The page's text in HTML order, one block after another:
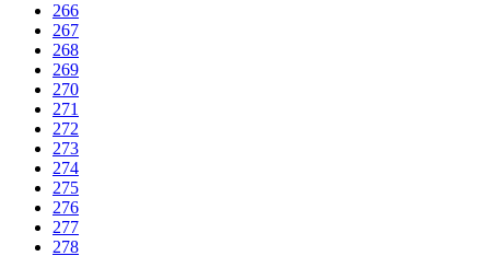
266
267
268
269
270
271
272
273
274
275
276
277
278